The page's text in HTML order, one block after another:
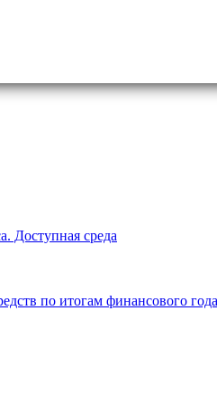
Доступная среда
по итогам финансового года